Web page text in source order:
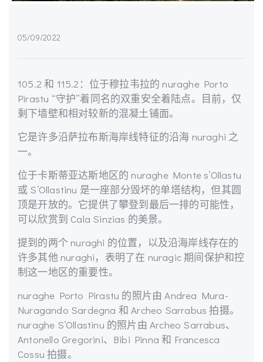
05/09/2022
105.2 和 115.2：位于穆拉韦拉的 nuraghe Porto
Pirastu “守护”着同名的双重安全着陆点。目前，仅
剩下墙壁和相对较新的混凝土铺面。
它是许多沿萨拉布斯海岸线特征的沿海 nuraghi 之
一。
位于卡斯蒂亚达斯地区的 nuraghe Monte s’Ollastu
或 S’Ollastinu 是一座部分毁坏的单塔结构，但其圆
顶是开放的。它提供了攀登到最后一排的可能性，
可以欣赏到 Cala Sinzias 的美景。
提到的两个 nuraghi 的位置，以及沿海岸线存在的
许多其他 nuraghi，表明了在 nuragic 期间保护和控
制这一地区的重要性。
nuraghe Porto Pirastu 的照片由 Andrea Mura-
Nuragando Sardegna 和 Archeo Sarrabus 拍摄。
nuraghe S’Ollastinu 的照片由 Archeo Sarrabus、
Antonello Gregorini、Bibi Pinna 和 Francesca
Cossu 拍摄。